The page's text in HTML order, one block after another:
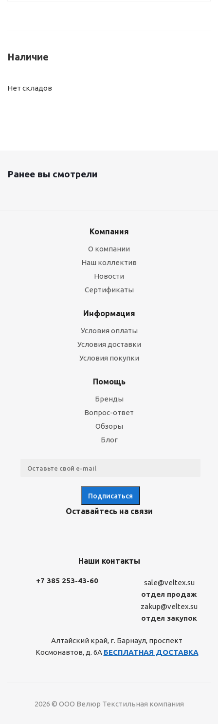
Наличие
Нет складов
Ранее вы смотрели
Компания
О компании
Наш коллектив
Новости
Сертификаты
Информация
Условия оплаты
Условия доставки
Условия покупки
Помощь
Бренды
Вопрос-ответ
Обзоры
Блог
Оставайтесь на связи
Наши контакты
+7 385 253-43-60
sale@veltex.su
отдел продаж
zakup@veltex.su
отдел закупок
Алтайский край, г. Барнаул, проспект
Космонавтов, д. 6А БЕСПЛАТНАЯ ДОСТАВКА
2026 © ООО Велюр Текстильная компания